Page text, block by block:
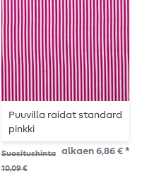
Puuvilla raidat standard
pinkki
Suositushinta
10,09 €
alkaen 6,86 € *